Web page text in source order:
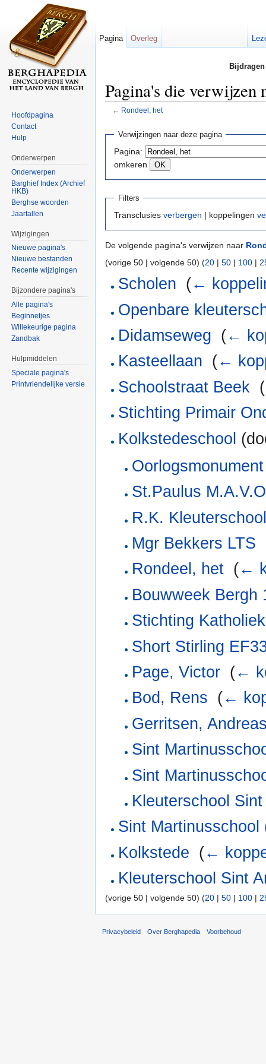
Pagina's die verwijzen
← Rondeel, het
Verwijzingen naar deze pagina
Pagina:
omkeren
Filters
Transclusies verbergen | koppelingen
De volgende pagina's verwijzen naar
(vorige 50 | volgende 50) (20 | 50 | 100 |
Scholen (←
Openbare
Didamseweg (←
Kasteellaan (←
Schoolstraat Beek (
Stichting Primair
Kolkstedeschool
St.Paulus
R.K. Kleuterschool
Mgr Bekkers LTS
Rondeel, het‎ (←
Bouwweek Bergh
Stichting
Short Stirling
Page, Victor‎ (←
Bod, Rens (←
Gerritsen,
Sint
Sint
Kleuterschool
Sint Martinusschool
Kolkstede (←
Kleuterschool Sint
(vorige 50 | volgende 50) (20 | 50 | 100 |
Pagina Overleg
Hoofdpagina
Contact
Hulp
Onderwerpen
Onderwerpen
Barghief Index (Archief
HKB)
Berghse woorden
Jaartallen
Wijzigingen
Nieuwe pagina's
Nieuwe bestanden
Recente wijzigingen
Bijzondere pagina's
Alle pagina's
Beginnetjes
Willekeurige pagina
Zandbak
Hulpmiddelen
Speciale pagina's
Printvriendelijke versie
Privacybeleid Over Berghapedia Voorbehoud